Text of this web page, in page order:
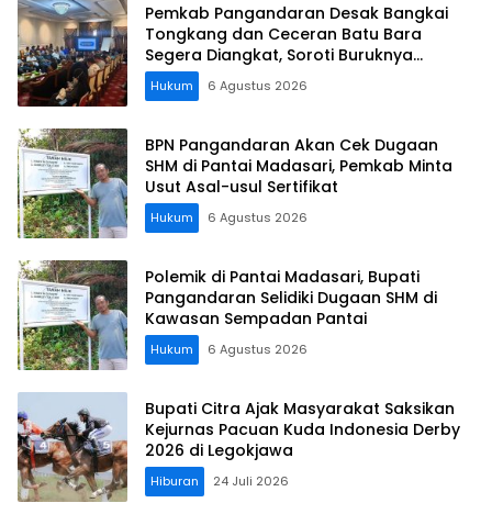
Pemkab Pangandaran Desak Bangkai
Tongkang dan Ceceran Batu Bara
Segera Diangkat, Soroti Buruknya
Koordinasi Perusahaan
Hukum 6 Agustus 2026
BPN Pangandaran Akan Cek Dugaan
SHM di Pantai Madasari, Pemkab Minta
Usut Asal-usul Sertifikat
Hukum 6 Agustus 2026
Polemik di Pantai Madasari, Bupati
Pangandaran Selidiki Dugaan SHM di
Kawasan Sempadan Pantai
Hukum 6 Agustus 2026
Bupati Citra Ajak Masyarakat Saksikan
Kejurnas Pacuan Kuda Indonesia Derby
2026 di Legokjawa
Hiburan 24 Juli 2026